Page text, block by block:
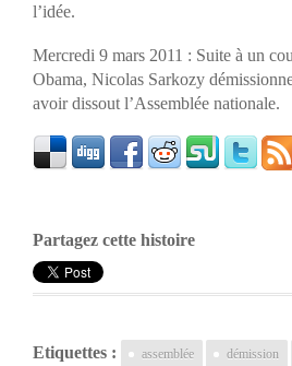
l’idée.
Mercredi 9 mars 2011 : Suite à un
Obama, Nicolas Sarkozy
avoir dissout l’Assemblée nationale.
Partagez cette histoire
Etiquettes : assemblée démission